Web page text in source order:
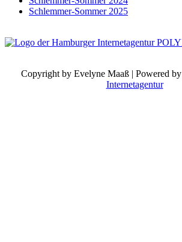
Schlemmer-Sommer 2025
Copyright by Evelyne Maaß | Powered by
Internetagentur